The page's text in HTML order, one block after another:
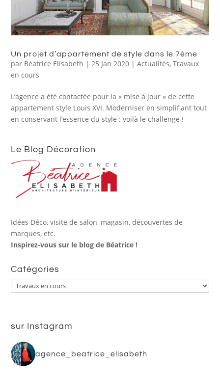
Un projet d’appartement de style dans le 7ème
par Béatrice Elisabeth |25 Jan 2020 |Actualités,Travaux
en cours
L’agence a été contactée pour la « mise à jour » de cette
appartement style Louis XVI. Moderniser en simplifiant tout
en conservant l’essence du style : voilà le challenge !
Le Blog Décoration
Idées Déco, visite de salon, magasin, découvertes de
marques, etc.
Inspirez-vous sur le blog de Béatrice !
Catégories
Catégories
sur Instagram
agence_beatrice_elisabeth